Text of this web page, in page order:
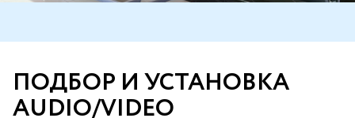
ПОДБОР И УСТАНОВКА
AUDIO/VIDEO